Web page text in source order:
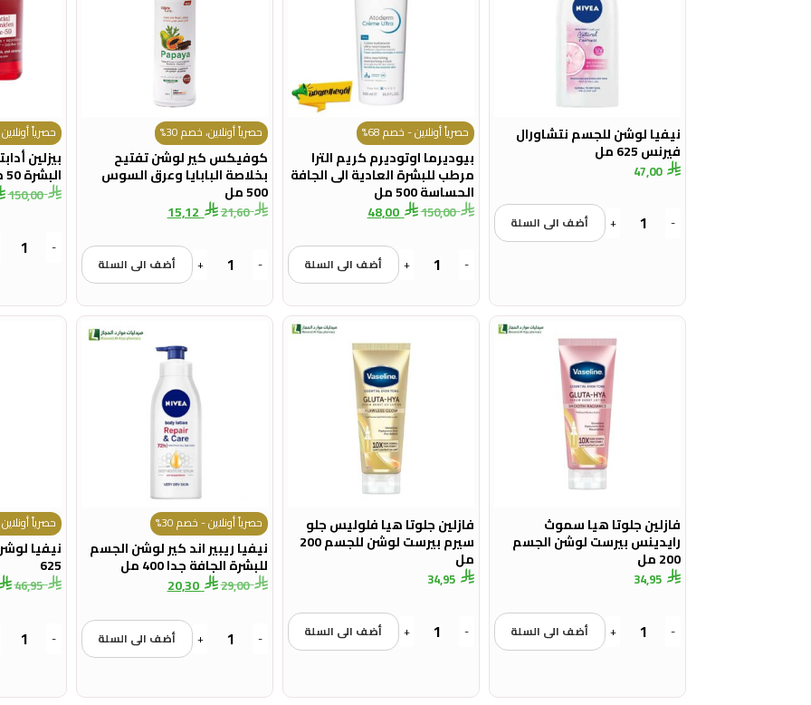
نيفيا لوشن للجسم نتشاورال
فيرنس 625 مل
47,00
-
+ أضف الى السلة
حصرياً أونلاين - خصم 68%
بيوديرما اوتوديرم كريم الترا
مرطب للبشرة العادية الى الجافة
الحساسة 500 مل
150,00
48,00
-
+ أضف الى السلة
حصرياً أونلاين، خصم 30%
كوفيكس كير لوشن تفتيح
بخلاصة البابايا وعرق السوس
500 مل
21,60
15,12
-
+ أضف الى السلة
حصرياً أونلاين
بيزلين
البشرة 50 مل
150,00
-
فازلين جلوتا هيا سموث
رايدينس بيرست لوشن الجسم
200 مل
34,95
-
+ أضف الى السلة
فازلين جلوتا هيا فلوليس جلو
سيرم بيرست لوشن للجسم 200
مل
34,95
-
+ أضف الى السلة
حصرياً أونلاين - خصم 30%
نيفيا ريبير اند كير لوشن الجسم
للبشرة الجافة جدا 400 مل
29,00
20,30
-
+ أضف الى السلة
حصرياً أونلاين
نيفيا
625
46,95
-